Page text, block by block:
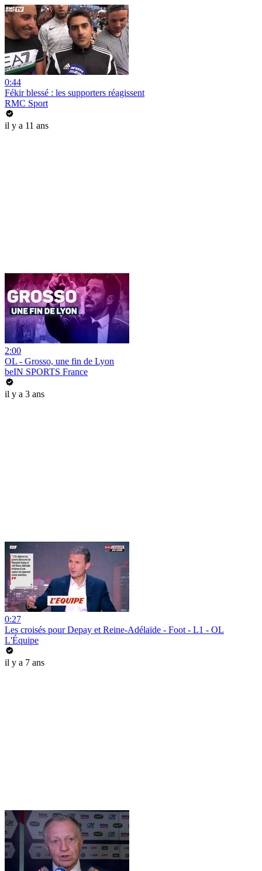
0:44
Fékir blessé : les supporters réagissent
RMC Sport
il y a 11 ans
2:00
OL - Grosso, une fin de Lyon
beIN SPORTS France
il y a 3 ans
0:27
Les croisés pour Depay et Reine-Adélaïde - Foot - L1 - OL
L'Équipe
il y a 7 ans